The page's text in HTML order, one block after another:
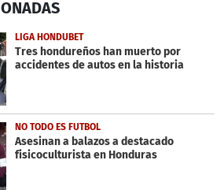
LIGA HONDUBET
Tres hondureños han muerto por
accidentes de autos en la historia
NO TODO ES FUTBOL
Asesinan a balazos a destacado
fisicoculturista en Honduras